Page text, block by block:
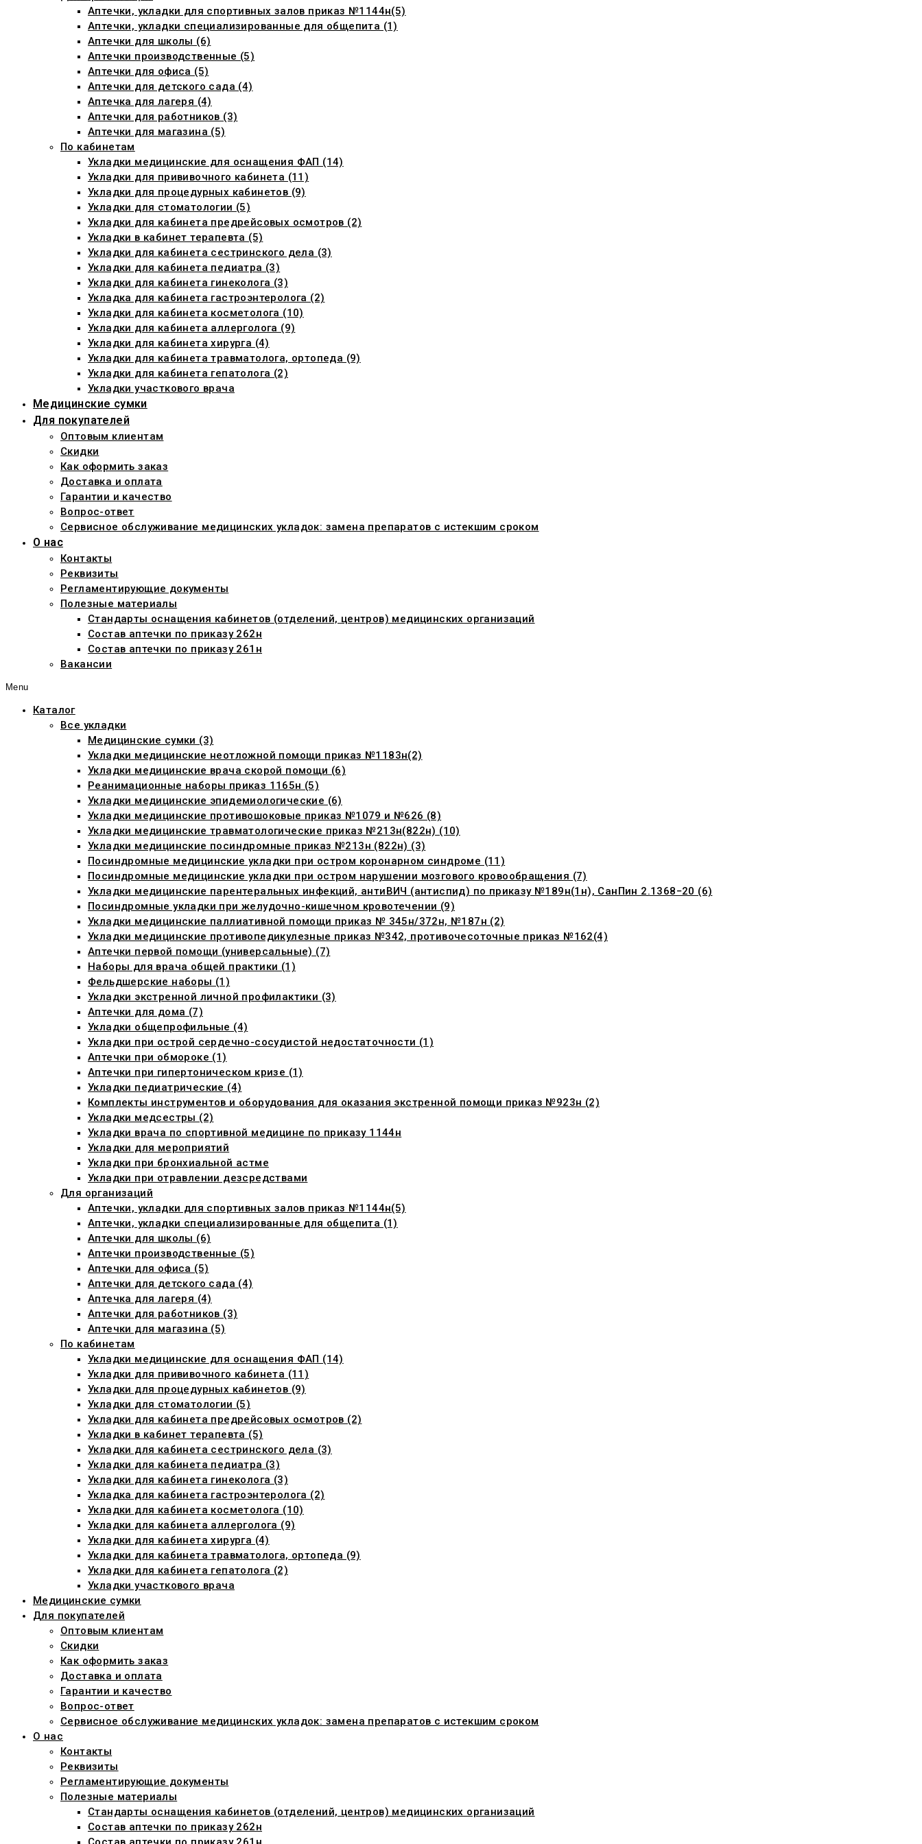
Аптечки, укладки для спортивных залов приказ №1144н(5)
Аптечки, укладки специализированные для общепита (1)
Аптечки для школы (6)
Аптечки производственные (5)
Аптечки для офиса (5)
Аптечки для детского сада (4)
Аптечка для лагеря (4)
Аптечки для работников (3)
Аптечки для магазина (5)
По кабинетам
Укладки медицинские для оснащения ФАП (14)
Укладки для прививочного кабинета (11)
Укладки для процедурных кабинетов (9)
Укладки для стоматологии (5)
Укладки для кабинета предрейсовых осмотров (2)
Укладки в кабинет терапевта (5)
Укладки для кабинета сестринского дела (3)
Укладки для кабинета педиатра (3)
Укладки для кабинета гинеколога (3)
Укладка для кабинета гастроэнтеролога (2)
Укладки для кабинета косметолога (10)
Укладки для кабинета аллерголога (9)
Укладки для кабинета хирурга (4)
Укладки для кабинета травматолога, ортопеда (9)
Укладки для кабинета гепатолога (2)
Укладки участкового врача
Медицинские сумки
Для покупателей
Оптовым клиентам
Скидки
Как оформить заказ
Доставка и оплата
Гарантии и качество
Вопрос-ответ
Сервисное обслуживание медицинских укладок: замена препаратов с истекшим сроком
О нас
Контакты
Реквизиты
Регламентирующие документы
Полезные материалы
Стандарты оснащения кабинетов (отделений, центров) медицинских организаций
Состав аптечки по приказу 262н
Состав аптечки по приказу 261н
Вакансии
Menu
Каталог
Все укладки
Медицинские сумки (3)
Укладки медицинские неотложной помощи приказ №1183н(2)
Укладки медицинские врача скорой помощи (6)
Реанимационные наборы приказ 1165н (5)
Укладки медицинские эпидемиологические (6)
Укладки медицинские противошоковые приказ №1079 и №626 (8)
Укладки медицинские травматологические приказ №213н(822н) (10)
Укладки медицинские посиндромные приказ №213н (822н) (3)
Посиндромные медицинские укладки при остром коронарном синдроме (11)
Посиндромные медицинские укладки при остром нарушении мозгового кровообращения (7)
Укладки медицинские парентеральных инфекций, антиВИЧ (антиспид) по приказу №189н(1н), СанПин 2.1368−20 (6)
Посиндромные укладки при желудочно-кишечном кровотечении (9)
Укладки медицинские паллиативной помощи приказ № 345н/372н, №187н (2)
Укладки медицинские противопедикулезные приказ №342, противочесоточные приказ №162(4)
Аптечки первой помощи (универсальные) (7)
Наборы для врача общей практики (1)
Фельдшерские наборы (1)
Укладки экстренной личной профилактики (3)
Аптечки для дома (7)
Укладки общепрофильные (4)
Укладки при острой сердечно-сосудистой недостаточности (1)
Аптечки при обмороке (1)
Аптечки при гипертоническом кризе (1)
Укладки педиатрические (4)
Комплекты инструментов и оборудования для оказания экстренной помощи приказ №923н (2)
Укладки медсестры (2)
Укладки врача по спортивной медицине по приказу 1144н
Укладки для мероприятий
Укладки при бронхиальной астме
Укладки при отравлении дезсредствами
Для организаций
Аптечки, укладки для спортивных залов приказ №1144н(5)
Аптечки, укладки специализированные для общепита (1)
Аптечки для школы (6)
Аптечки производственные (5)
Аптечки для офиса (5)
Аптечки для детского сада (4)
Аптечка для лагеря (4)
Аптечки для работников (3)
Аптечки для магазина (5)
По кабинетам
Укладки медицинские для оснащения ФАП (14)
Укладки для прививочного кабинета (11)
Укладки для процедурных кабинетов (9)
Укладки для стоматологии (5)
Укладки для кабинета предрейсовых осмотров (2)
Укладки в кабинет терапевта (5)
Укладки для кабинета сестринского дела (3)
Укладки для кабинета педиатра (3)
Укладки для кабинета гинеколога (3)
Укладка для кабинета гастроэнтеролога (2)
Укладки для кабинета косметолога (10)
Укладки для кабинета аллерголога (9)
Укладки для кабинета хирурга (4)
Укладки для кабинета травматолога, ортопеда (9)
Укладки для кабинета гепатолога (2)
Укладки участкового врача
Медицинские сумки
Для покупателей
Оптовым клиентам
Скидки
Как оформить заказ
Доставка и оплата
Гарантии и качество
Вопрос-ответ
Сервисное обслуживание медицинских укладок: замена препаратов с истекшим сроком
О нас
Контакты
Реквизиты
Регламентирующие документы
Полезные материалы
Стандарты оснащения кабинетов (отделений, центров) медицинских организаций
Состав аптечки по приказу 262н